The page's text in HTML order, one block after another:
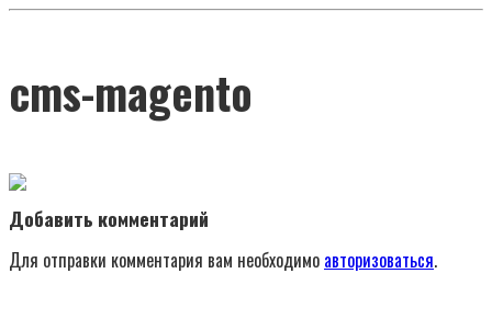
cms-magento
Добавить комментарий
Для отправки комментария вам необходимо авторизоваться.